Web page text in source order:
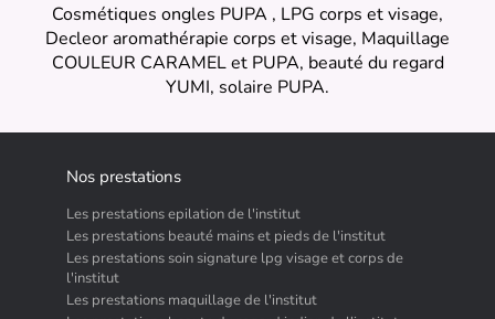
Cosmétiques ongles PUPA , LPG corps et visage,
Decleor aromathérapie corps et visage, Maquillage
COULEUR CARAMEL et PUPA, beauté du regard
YUMI, solaire PUPA.
Nos prestations
Les prestations epilation de l'institut
Les prestations beauté mains et pieds de l'institut
Les prestations soin signature lpg visage et corps de
l'institut
Les prestations maquillage de l'institut